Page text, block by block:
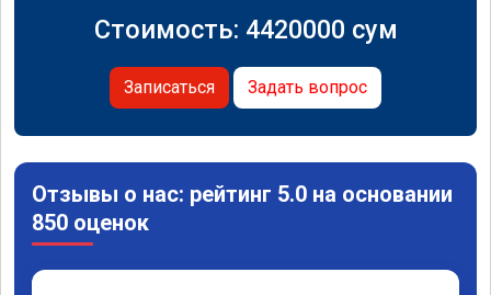
Стоимость: 4420000 сум
Записаться Задать вопрос
Отзывы о нас: рейтинг 5.0 на основании
850 оценок